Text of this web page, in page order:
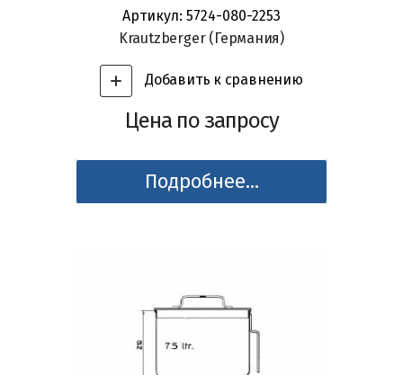
Артикул: 5724-080-2253
Krautzberger (Германия)
Добавить к сравнению
Цена по запросу
Подробнее...